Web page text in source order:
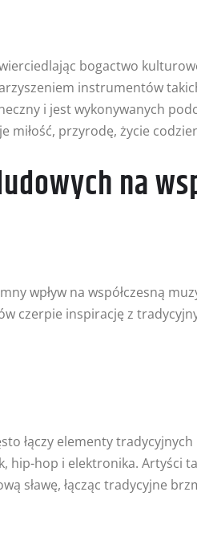
bogactwo
instrumentów
i jest wykonywanych
miłość, przyrodę, życie
na
wpływ na współczesną
czerpie inspirację z
łączy elementy
hip-hop i elektronika. Artyści
sławę, łącząc tradycyjne